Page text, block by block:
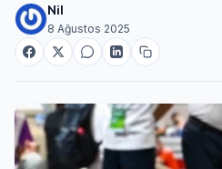
Nil
8 Ağustos 2025